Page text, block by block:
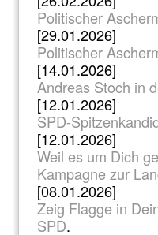
Politischer
[29.01.2026]
Politischer
[14.01.2026]
Andreas Stoch in
[12.01.2026]
SPD-
[12.01.2026]
Weil es um Dich
Kampagne zur
[08.01.2026]
Zeig Flagge in
SPD.